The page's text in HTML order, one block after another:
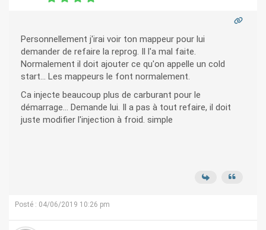
Personnellement j'irai voir ton mappeur pour lui
demander de refaire la reprog. Il l'a mal faite.
Normalement il doit ajouter ce qu'on appelle un cold
start... Les mappeurs le font normalement.
Ca injecte beaucoup plus de carburant pour le
démarrage... Demande lui. Il a pas à tout refaire, il doit
juste modifier l'injection à froid. simple
Posté : 04/06/2019 10:26 pm